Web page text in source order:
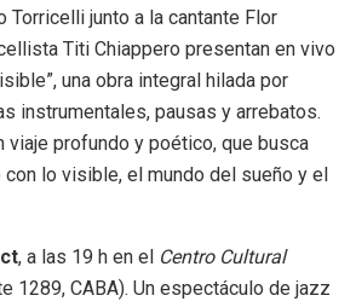
Torricelli junto a la cantante Flor
Titi Chiappero presentan en vivo
una obra integral hilada por
instrumentales, pausas y arrebatos.
viaje profundo y poético, que busca
lo visible, el mundo del sueño y el
, a las 19 h en el Centro Cultural
1289, CABA). Un espectáculo de jazz